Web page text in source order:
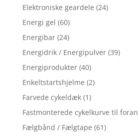
Elektroniske geardele (24)
Energi gel (60)
Energibar (24)
Energidrik / Energipulver (39)
Energiprodukter (40)
Enkeltstartshjelme (2)
Farvede cykeldæk (1)
Fastmonterede cykelkurve til foran
Fælgbånd / Fælgtape (61)